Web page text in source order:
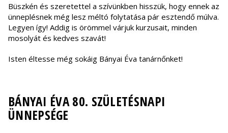
Büszkén és szeretettel a szívünkben hisszük, hogy ennek az
ünneplésnek még lesz méltó folytatása pár esztendő múlva.
Legyen így! Addig is örömmel várjuk kurzusait, minden
mosolyát és kedves szavát!
Isten éltesse még sokáig Bányai Éva tanárnőnket!
BÁNYAI ÉVA 80. SZÜLETÉSNAPI
ÜNNEPSÉGE